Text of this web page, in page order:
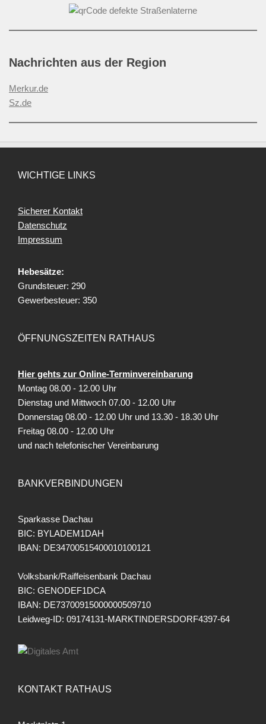
Nachrichten aus der Region
Merkur.de
Sz.de
WICHTIGE LINKS
Sicherer Kontakt
Datenschutz
Impressum
Hebesätze:
Grundsteuer: 290
Gewerbesteuer: 350
ÖFFNUNGSZEITEN RATHAUS
Hier gehts zur Online-Terminvereinbarung
Montag 08.00 - 12.00 Uhr
Dienstag und Mittwoch 07.00 - 12.00 Uhr
Donnerstag 08.00 - 12.00 Uhr und 13.30 - 18.30 Uhr
Freitag 08.00 - 12.00 Uhr
und nach telefonischer Vereinbarung
BANKVERBINDUNGEN
Sparkasse Dachau
BIC: BYLADEM1DAH
IBAN: DE34700515400010100121
Volksbank/Raiffeisenbank Dachau
BIC: GENODEF1DCA
IBAN: DE73700915000000509710
Leidweg-ID: 09174131-MARKTINDERSDORF4397-64
KONTAKT RATHAUS